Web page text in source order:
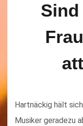
Hartnäckig hält
Musiker geradezu